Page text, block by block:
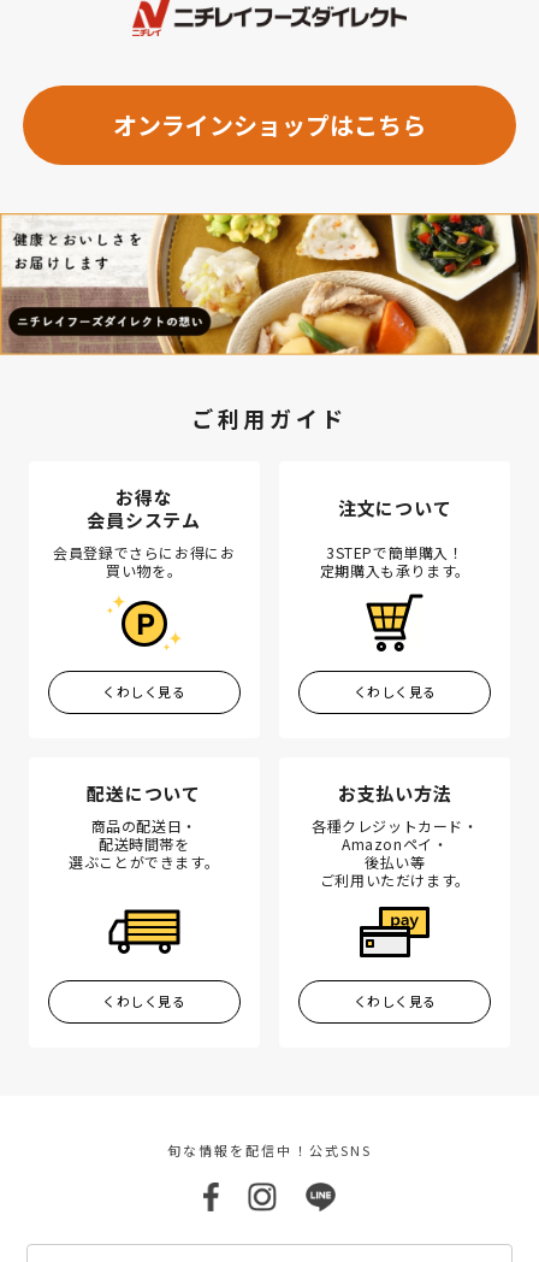
オンラインショップはこちら
ご利用ガイド
お得な
会員システム
会員登録でさらにお得にお
買い物を。
くわしく見る
注文について
3STEPで簡単購入！
定期購入も承ります。
くわしく見る
配送について
商品の配送日・
配送時間帯を
選ぶことができます。
くわしく見る
お支払い方法
各種クレジットカード・
Amazonペイ・
後払い等
ご利用いただけます。
くわしく見る
旬な情報を配信中！公式SNS